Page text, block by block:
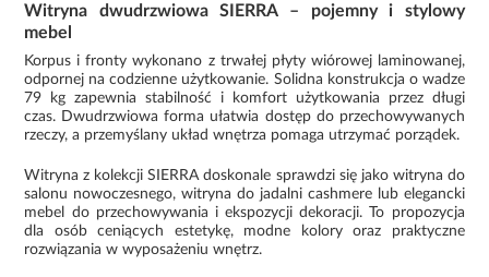
Witryna dwudrzwiowa SIERRA – pojemny i stylowy
mebel
Korpus i fronty wykonano z trwałej płyty wiórowej laminowanej,
odpornej na codzienne użytkowanie. Solidna konstrukcja o wadze
79 kg zapewnia stabilność i komfort użytkowania przez długi
czas. Dwudrzwiowa forma ułatwia dostęp do przechowywanych
rzeczy, a przemyślany układ wnętrza pomaga utrzymać porządek.
Witryna z kolekcji SIERRA doskonale sprawdzi się jako witryna do
salonu nowoczesnego, witryna do jadalni cashmere lub elegancki
mebel do przechowywania i ekspozycji dekoracji. To propozycja
dla osób ceniących estetykę, modne kolory oraz praktyczne
rozwiązania w wyposażeniu wnętrz.